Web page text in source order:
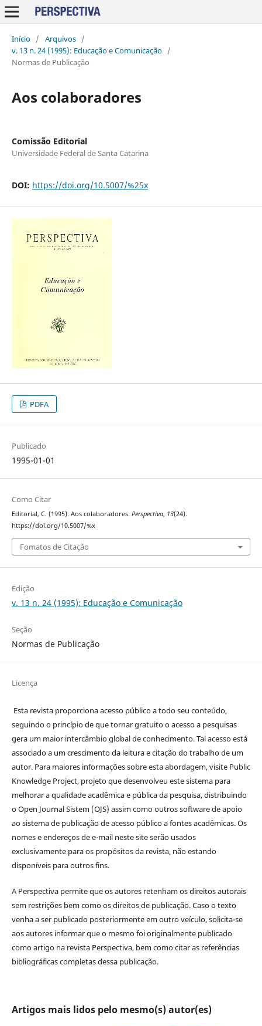
Início / Arquivos /
v. 13 n. 24 (1995): Educação e Comunicação /
Normas de Publicação
Aos colaboradores
Comissão Editorial
Universidade Federal de Santa Catarina
DOI: https://doi.org/10.5007/%25x
PDFA
Publicado
1995-01-01
Como Citar
Editorial, C. (1995). Aos colaboradores. Perspectiva, 13(24).
https://doi.org/10.5007/%x
Fomatos de Citação
Edição
v. 13 n. 24 (1995): Educação e Comunicação
Seção
Normas de Publicação
Licença
Esta revista proporciona acesso público a todo seu conteúdo,
seguindo o princípio de que tornar gratuito o acesso a pesquisas
gera um maior intercâmbio global de conhecimento. Tal acesso está
associado a um crescimento da leitura e citação do trabalho de um
autor. Para maiores informações sobre esta abordagem, visite Public
Knowledge Project, projeto que desenvolveu este sistema para
melhorar a qualidade acadêmica e pública da pesquisa, distribuindo
o Open Journal Sistem (OJS) assim como outros software de apoio
ao sistema de publicação de acesso público a fontes acadêmicas. Os
nomes e endereços de e-mail neste site serão usados
exclusivamente para os propósitos da revista, não estando
disponíveis para outros fins.
A Perspectiva permite que os autores retenham os direitos autorais
sem restrições bem como os direitos de publicação. Caso o texto
venha a ser publicado posteriormente em outro veículo, solicita-se
aos autores informar que o mesmo foi originalmente publicado
como artigo na revista Perspectiva, bem como citar as referências
bibliográficas completas dessa publicação.
Artigos mais lidos pelo mesmo(s) autor(es)